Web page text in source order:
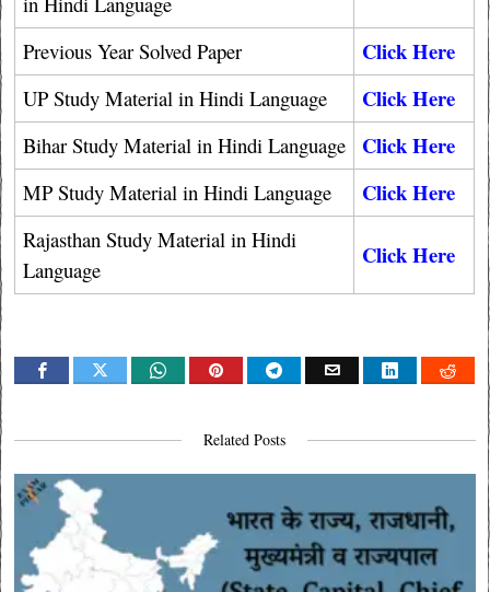
Previous Year Solved Paper Click Here
UP Study Material in Hindi Language Click Here
Bihar Study Material in Hindi Language Click Here
MP Study Material in Hindi Language Click Here
Rajasthan Study Material in Hindi
Language
Click Here
Related Posts